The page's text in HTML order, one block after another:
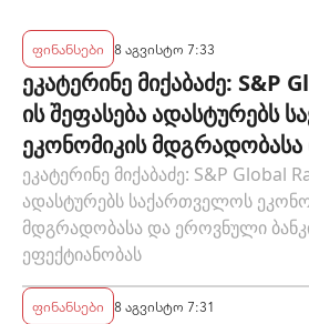
არ წარმოადგენს
ეროვნული ბანკის
სუბიექტს
ფინანსები 8 აგვისტო 7:33
ეკატერინე მიქაბაძე: S&P
ის შეფასება ადასტურებს
ეკონომიკის
ბანკის პოლიტიკის
ეკატერინე მიქაბაძე: S&P Global
ადასტურებს საქართველოს
მდგრადობასა და ეროვნული
ეფექტიანობას
ფინანსები 8 აგვისტო 7:31